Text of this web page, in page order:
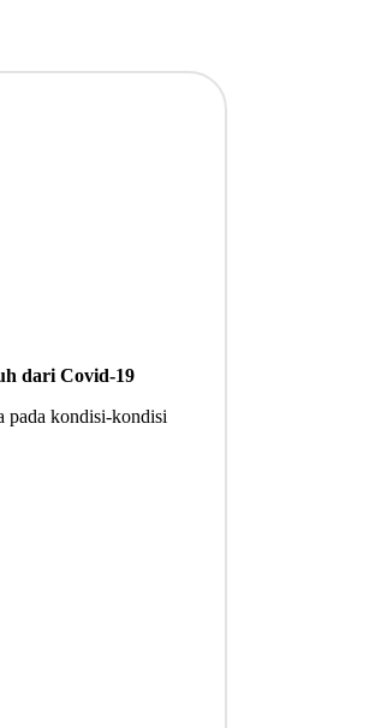
dari Covid-19
pada kondisi-kondisi